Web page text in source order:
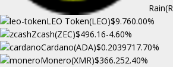
LEO Token(LEO)$9.760.00%
Zcash(ZEC)$496.16-4.60%
Cardano(ADA)$0.203971 7.70%
Monero(XMR)$366.252.40%